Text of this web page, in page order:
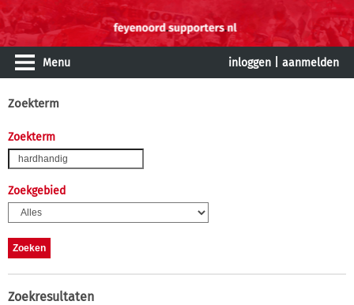
Menu inloggen aanmelden
Zoekterm
Zoekterm
Zoekgebied
Zoekresultaten